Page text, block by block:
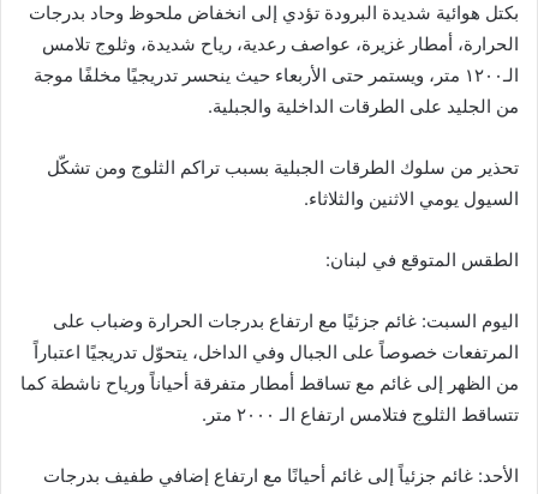
بكتل هوائية شديدة البرودة تؤدي إلى انخفاض ملحوظ وحاد بدرجات
الحرارة، أمطار غزيرة، عواصف رعدية، رياح شديدة، وثلوج تلامس
الـ١٢٠٠ متر، ويستمر حتى الأربعاء حيث ينحسر تدريجيًا مخلفًا موجة
من الجليد على الطرقات الداخلية والجبلية.
تحذير من سلوك الطرقات الجبلية بسبب تراكم الثلوج ومن تشكّل
السيول يومي الاثنين والثلاثاء.
الطقس المتوقع في لبنان:
اليوم السبت: غائم جزئيًا مع ارتفاع بدرجات الحرارة وضباب على
المرتفعات خصوصاً على الجبال وفي الداخل، يتحوّل تدريجيًا اعتباراً
من الظهر إلى غائم مع تساقط أمطار متفرقة أحياناً ورياح ناشطة كما
تتساقط الثلوج فتلامس ارتفاع الـ ٢٠٠٠ متر.
الأحد: غائم جزئياً إلى غائم أحيانًا مع ارتفاع إضافي طفيف بدرجات